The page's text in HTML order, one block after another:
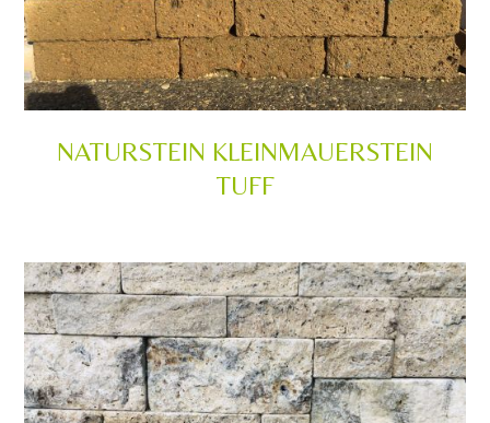
NATURSTEIN KLEINMAUERSTEIN
TUFF